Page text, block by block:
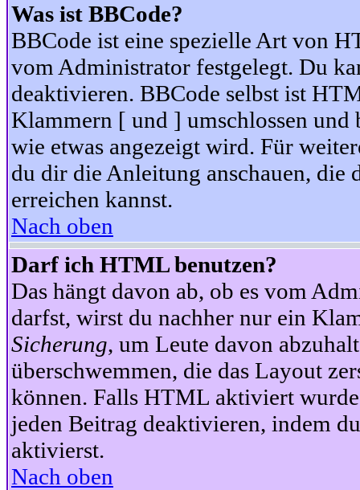
Was ist BBCode?
BBCode ist eine spezielle Art von
vom Administrator festgelegt. Du
deaktivieren. BBCode selbst ist
Klammern [ und ] umschlossen
wie etwas angezeigt wird. Für
du dir die Anleitung anschauen, die
erreichen kannst.
Nach oben
Darf ich HTML benutzen?
Das hängt davon ab, ob es vom
darfst, wirst du nachher nur ein
Sicherung, um Leute davon
überschwemmen, die das Layout
können. Falls HTML aktiviert
jeden Beitrag deaktivieren, indem
aktivierst.
Nach oben